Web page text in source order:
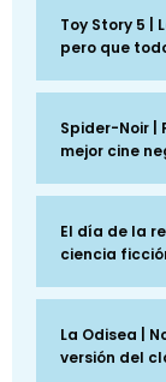
Toy Story 5 |
pero que
Spider-Noir |
mejor cine
El día de la
ciencia
La Odisea |
versión del